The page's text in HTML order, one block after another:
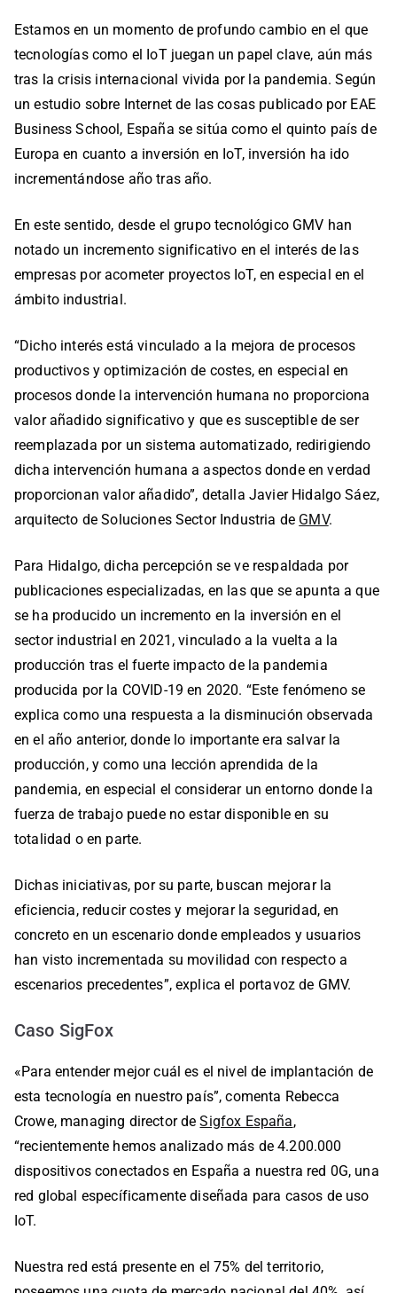
Estamos en un momento de profundo cambio en el que
tecnologías como el IoT juegan un papel clave, aún más
tras la crisis internacional vivida por la pandemia. Según
un estudio sobre Internet de las cosas publicado por EAE
Business School, España se sitúa como el quinto país de
Europa en cuanto a inversión en IoT, inversión ha ido
incrementándose año tras año.
En este sentido, desde el grupo tecnológico GMV han
notado un incremento significativo en el interés de las
empresas por acometer proyectos IoT, en especial en el
ámbito industrial.
“Dicho interés está vinculado a la mejora de procesos
productivos y optimización de costes, en especial en
procesos donde la intervención humana no proporciona
valor añadido significativo y que es susceptible de ser
reemplazada por un sistema automatizado, redirigiendo
dicha intervención humana a aspectos donde en verdad
proporcionan valor añadido”, detalla Javier Hidalgo Sáez,
arquitecto de Soluciones Sector Industria de GMV.
Para Hidalgo, dicha percepción se ve respaldada por
publicaciones especializadas, en las que se apunta a que
se ha producido un incremento en la inversión en el
sector industrial en 2021, vinculado a la vuelta a la
producción tras el fuerte impacto de la pandemia
producida por la COVID-19 en 2020. “Este fenómeno se
explica como una respuesta a la disminución observada
en el año anterior, donde lo importante era salvar la
producción, y como una lección aprendida de la
pandemia, en especial el considerar un entorno donde la
fuerza de trabajo puede no estar disponible en su
totalidad o en parte.
Dichas iniciativas, por su parte, buscan mejorar la
eficiencia, reducir costes y mejorar la seguridad, en
concreto en un escenario donde empleados y usuarios
han visto incrementada su movilidad con respecto a
escenarios precedentes”, explica el portavoz de GMV.
Caso SigFox
«Para entender mejor cuál es el nivel de implantación de
esta tecnología en nuestro país”, comenta Rebecca
Crowe, managing director deSigfox España,
“recientemente hemos analizado más de 4.200.000
dispositivos conectados en España a nuestra red 0G, una
red global específicamente diseñada para casos de uso
IoT.
Nuestra red está presente en el 75% del territorio,